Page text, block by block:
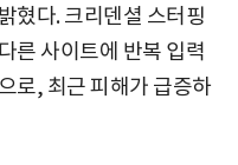
혔다. 크리덴셜 스터핑
른 사이트에 반복 입력
로, 최근 피해가 급증하